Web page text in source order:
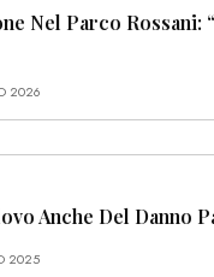
Nel Parco Rossani:
2026
Anche Del Danno
2025